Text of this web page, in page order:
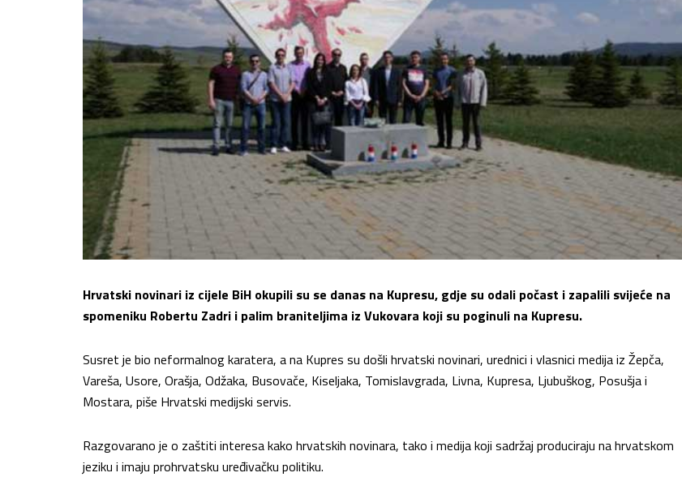
Hrvatski novinari iz cijele BiH okupili su se danas na Kupresu, gdje su odali počast i zapalili svijeće na
spomeniku Robertu Zadri i palim braniteljima iz Vukovara koji su poginuli na Kupresu.
Susret je bio neformalnog karatera, a na Kupres su došli hrvatski novinari, urednici i vlasnici medija iz Žepča,
Vareša, Usore, Orašja, Odžaka, Busovače, Kiseljaka, Tomislavgrada, Livna, Kupresa, Ljubuškog, Posušja i
Mostara, piše Hrvatski medijski servis.
Razgovarano je o zaštiti interesa kako hrvatskih novinara, tako i medija koji sadržaj produciraju na hrvatskom
jeziku i imaju prohrvatsku uređivačku politiku.